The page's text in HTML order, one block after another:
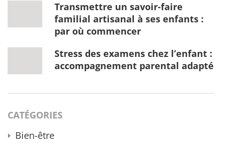
Transmettre un savoir-faire
familial artisanal à ses enfants :
par où commencer
Stress des examens chez l’enfant :
accompagnement parental adapté
CATÉGORIES
Bien-être